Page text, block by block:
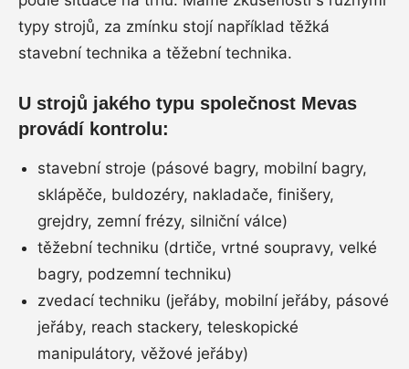
typy strojů, za zmínku stojí například těžká
stavební technika a těžební technika.
U strojů jakého typu společnost Mevas
provádí kontrolu:
stavební stroje (pásové bagry, mobilní bagry,
sklápěče, buldozéry, nakladače, finišery,
grejdry, zemní frézy, silniční válce)
těžební techniku (drtiče, vrtné soupravy, velké
bagry, podzemní techniku)
zvedací techniku (jeřáby, mobilní jeřáby, pásové
jeřáby, reach stackery, teleskopické
manipulátory, věžové jeřáby)